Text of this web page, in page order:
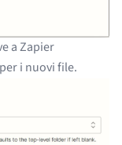
a Zapier
i nuovi file.